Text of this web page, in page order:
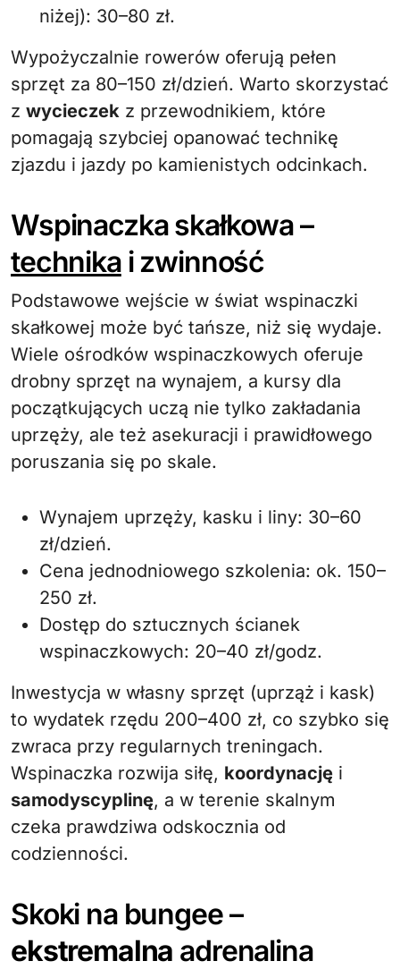
niżej): 30–80 zł.
Wypożyczalnie rowerów oferują pełen
sprzęt za 80–150 zł/dzień. Warto skorzystać
z wycieczek z przewodnikiem, które
pomagają szybciej opanować technikę
zjazdu i jazdy po kamienistych odcinkach.
Wspinaczka skałkowa –
technikai zwinność
Podstawowe wejście w świat wspinaczki
skałkowej może być tańsze, niż się wydaje.
Wiele ośrodków wspinaczkowych oferuje
drobny sprzęt na wynajem, a kursy dla
początkujących uczą nie tylko zakładania
uprzęży, ale też asekuracji i prawidłowego
poruszania się po skale.
Wynajem uprzęży, kasku i liny: 30–60
zł/dzień.
Cena jednodniowego szkolenia: ok. 150–
250 zł.
Dostęp do sztucznych ścianek
wspinaczkowych: 20–40 zł/godz.
Inwestycja w własny sprzęt (uprząż i kask)
to wydatek rzędu 200–400 zł, co szybko się
zwraca przy regularnych treningach.
Wspinaczka rozwija siłę, koordynację i
samodyscyplinę, a w terenie skalnym
czeka prawdziwa odskocznia od
codzienności.
Skoki na bungee –
ekstremalna adrenalina